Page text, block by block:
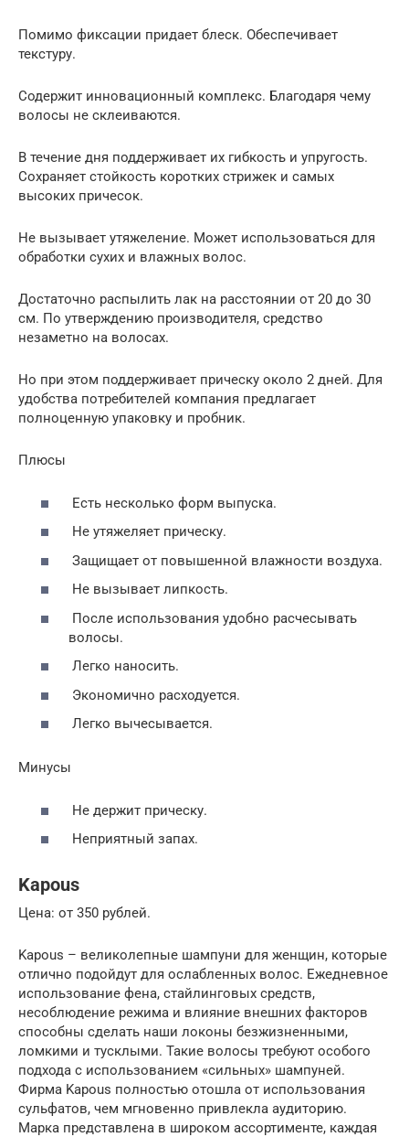
Помимо фиксации придает блеск. Обеспечивает
текстуру.
Содержит инновационный комплекс. Благодаря чему
волосы не склеиваются.
В течение дня поддерживает их гибкость и упругость.
Сохраняет стойкость коротких стрижек и самых
высоких причесок.
Не вызывает утяжеление. Может использоваться для
обработки сухих и влажных волос.
Достаточно распылить лак на расстоянии от 20 до 30
см. По утверждению производителя, средство
незаметно на волосах.
Но при этом поддерживает прическу около 2 дней. Для
удобства потребителей компания предлагает
полноценную упаковку и пробник.
Плюсы
Есть несколько форм выпуска.
Не утяжеляет прическу.
Защищает от повышенной влажности воздуха.
Не вызывает липкость.
После использования удобно расчесывать
волосы.
Легко наносить.
Экономично расходуется.
Легко вычесывается.
Минусы
Не держит прическу.
Неприятный запах.
Kapous
Цена: от 350 рублей.
Kapous – великолепные шампуни для женщин, которые
отлично подойдут для ослабленных волос. Ежедневное
использование фена, стайлинговых средств,
несоблюдение режима и влияние внешних факторов
способны сделать наши локоны безжизненными,
ломкими и тусклыми. Такие волосы требуют особого
подхода с использованием «сильных» шампуней.
Фирма Kapous полностью отошла от использования
сульфатов, чем мгновенно привлекла аудиторию.
Марка представлена в широком ассортименте, каждая